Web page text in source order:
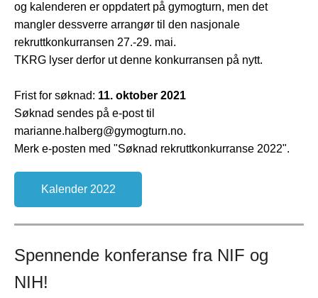
og kalenderen er oppdatert på gymogturn, men det
mangler dessverre arrangør til den nasjonale
rekruttkonkurransen 27.-29. mai.
TKRG lyser derfor ut denne konkurransen på nytt.
Frist for søknad: 11. oktober 2021
Søknad sendes på e-post til
marianne.halberg@gymogturn.no.
Merk e-posten med "Søknad rekruttkonkurranse 2022".
Kalender 2022
Spennende konferanse fra NIF og
NIH!